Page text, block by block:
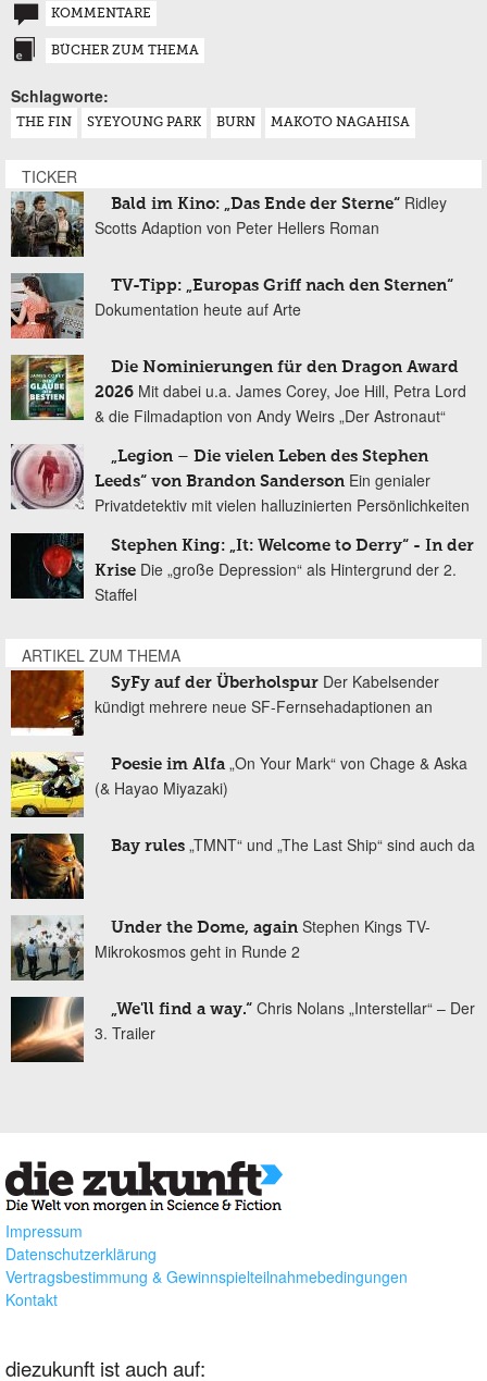
KOMMENTARE
BÜCHER ZUM THEMA
Schlagworte:
THE FIN SYEYOUNG PARK BURN MAKOTO NAGAHISA
TICKER
Bald im Kino: „Das Ende der Sterne“ Ridley
Scotts Adaption von Peter Hellers Roman
TV-Tipp: „Europas Griff nach den Sternen“
Dokumentation heute auf Arte
Die Nominierungen für den Dragon Award
2026 Mit dabei u.a. James Corey, Joe Hill, Petra Lord
& die Filmadaption von Andy Weirs „Der Astronaut“
„Legion – Die vielen Leben des Stephen
Leeds“ von Brandon Sanderson Ein genialer
Privatdetektiv mit vielen halluzinierten Persönlichkeiten
Stephen King: „It: Welcome to Derry“ - In der
Krise Die „große Depression“ als Hintergrund der 2.
Staffel
ARTIKEL ZUM THEMA
SyFy auf der Überholspur Der Kabelsender
kündigt mehrere neue SF-Fernsehadaptionen an
Poesie im Alfa „On Your Mark“ von Chage & Aska
(& Hayao Miyazaki)
Bay rules „TMNT“ und „The Last Ship“ sind auch da
Under the Dome, again Stephen Kings TV-
Mikrokosmos geht in Runde 2
„We'll find a way.“ Chris Nolans „Interstellar“ – Der
3. Trailer
Impressum
Datenschutzerklärung
Vertragsbestimmung & Gewinnspielteilnahmebedingungen
Kontakt
diezukunft ist auch auf: